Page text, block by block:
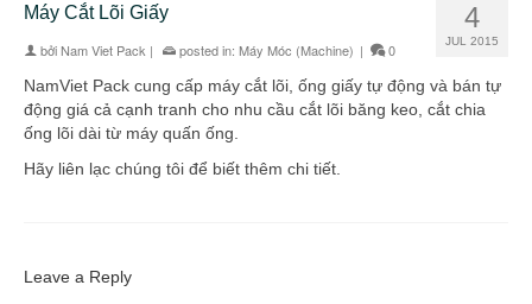
4
JUL 2015
Máy Cắt Lõi Giấy
bởi Nam Viet Pack | posted in: Máy Móc (Machine) |
0
NamViet Pack cung cấp máy cắt lõi, ống giấy tự động và bán tự
động giá cả cạnh tranh cho nhu cầu cắt lõi băng keo, cắt chia
ống lõi dài từ máy quấn ống.
Hãy liên lạc chúng tôi để biết thêm chi tiết.
Leave a Reply